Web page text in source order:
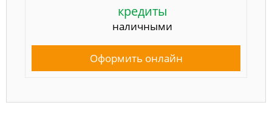
кредиты
наличными
Оформить онлайн